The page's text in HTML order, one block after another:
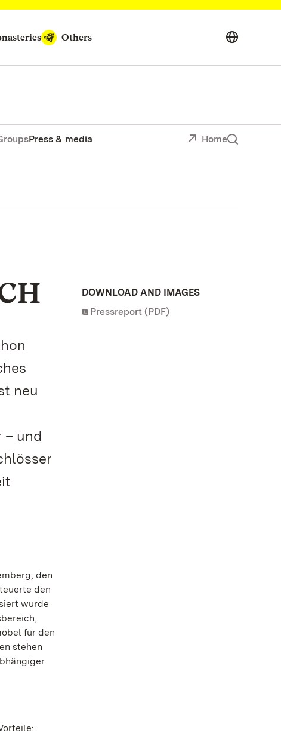
Others
Press & media Home
neu
– und
den
den
wurde
für den
stehen
DOWNLOAD AND IMAGES
Pressreport (PDF)